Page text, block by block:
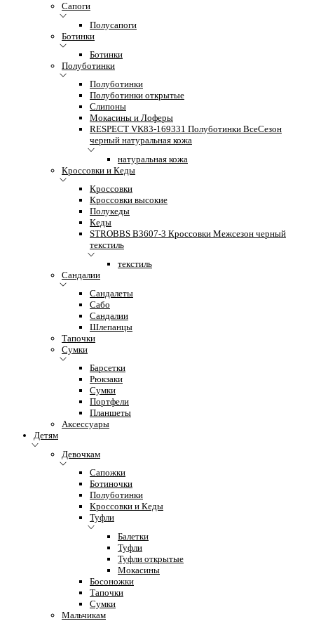
Сапоги
Полусапоги
Ботинки
Ботинки
Полуботинки
Полуботинки
Полуботинки открытые
Слипоны
Мокасины и Лоферы
RESPECT VK83-169331 Полуботинки ВсеСезон
черный натуральная кожа
натуральная кожа
Кроссовки и Кеды
Кроссовки
Кроссовки высокие
Полукеды
Кеды
STROBBS B3607-3 Кроссовки Межсезон черный
текстиль
текстиль
Сандалии
Сандалеты
Сабо
Сандалии
Шлепанцы
Тапочки
Сумки
Барсетки
Рюкзаки
Сумки
Портфели
Планшеты
Аксессуары
Детям
Девочкам
Сапожки
Ботиночки
Полуботинки
Кроссовки и Кеды
Туфли
Балетки
Туфли
Туфли открытые
Мокасины
Босоножки
Тапочки
Сумки
Мальчикам